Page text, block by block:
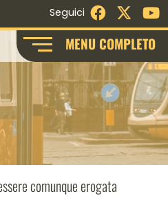
Seguici Facebook
X -
MENU COMPLETO
comunque erogata